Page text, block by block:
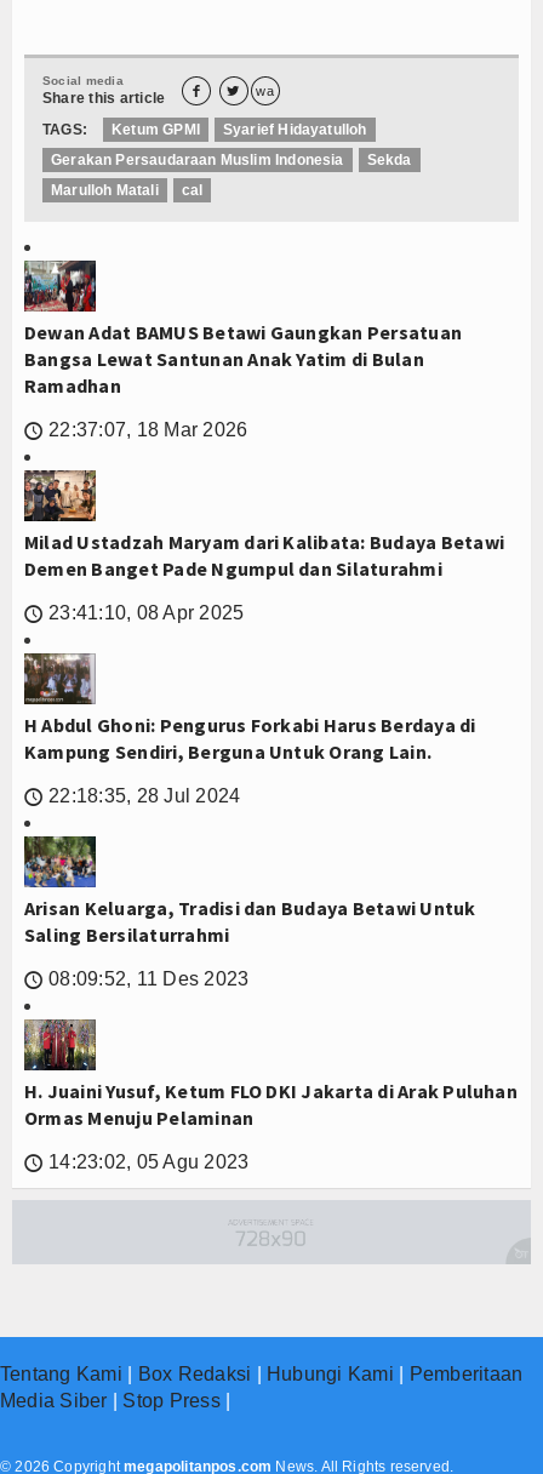
Social media
Share this article   wa
TAGS: Ketum GPMI
Syarief Hidayatulloh
Gerakan Persaudaraan Muslim Indonesia
Sekda
Marulloh Matali
cal
Dewan Adat BAMUS Betawi Gaungkan Persatuan
Bangsa Lewat Santunan Anak Yatim di Bulan
Ramadhan
🕔 22:37:07, 18 Mar 2026
Milad Ustadzah Maryam dari Kalibata: Budaya Betawi
Demen Banget Pade Ngumpul dan Silaturahmi
🕔 23:41:10, 08 Apr 2025
H Abdul Ghoni: Pengurus Forkabi Harus Berdaya di
Kampung Sendiri, Berguna Untuk Orang Lain.
🕔 22:18:35, 28 Jul 2024
Arisan Keluarga, Tradisi dan Budaya Betawi Untuk
Saling Bersilaturrahmi
🕔 08:09:52, 11 Des 2023
H. Juaini Yusuf, Ketum FLO DKI Jakarta di Arak Puluhan
Ormas Menuju Pelaminan
🕔 14:23:02, 05 Agu 2023
Tentang Kami Box Redaksi Hubungi Kami
Pemberitaan
Media Siber
Stop Press|
© 2026 Copyrightmegapolitanpos.com News. All Rights reserved.